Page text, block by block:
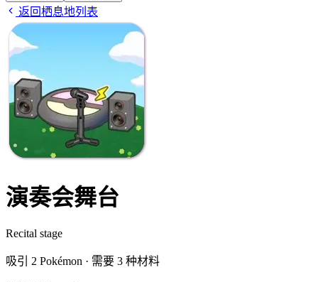
返回栖息地列表
演奏会舞台
Recital stage
吸引 2 Pokémon · 需要 3 种材料